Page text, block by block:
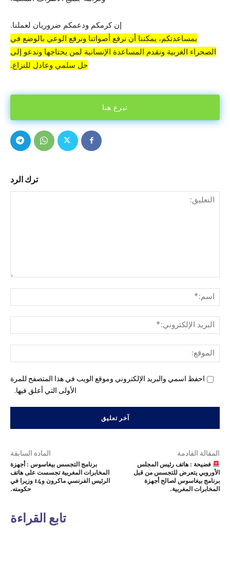
إن كرمكم ودعمكم ضروريان لعملنا.
بمساعدتكم، يمكننا أن نرفع أصواتنا ونرفع الوعي بالوضع في
الصحراء الغربية ونقدم المساعدة الإنسانية لمن يحتاجها وندعو إلى
حل سلمي وعادل للنزاع.
تبرع هنا
ترك الرد
احفظ اسمي والبريد الإلكتروني وموقع الويب في هذا المتصفح للمرة
الأولى التي أعلق فيها.
المادة السابقة
برنامج التجسس بيغاسوس : أجهزة
المخابرات المغربية تجسست على هاتف
الرئيس الفرنسي ماكرون و14 وزيرا في
حكومته.
المقالة القادمة
فضيحة : هاتف رئيس المجلس
الأوروبي يتعرض للتجسس من قبل
برنامج بيغاسوس لصالح أجهزة
المخابرات المغربية.
تابع القراءة